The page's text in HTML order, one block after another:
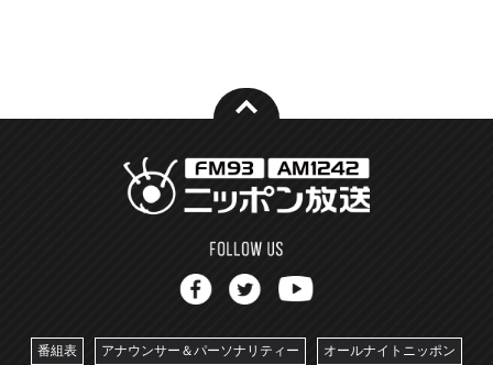
番組表 アナウンサー＆パーソナリティー オールナイトニッポン